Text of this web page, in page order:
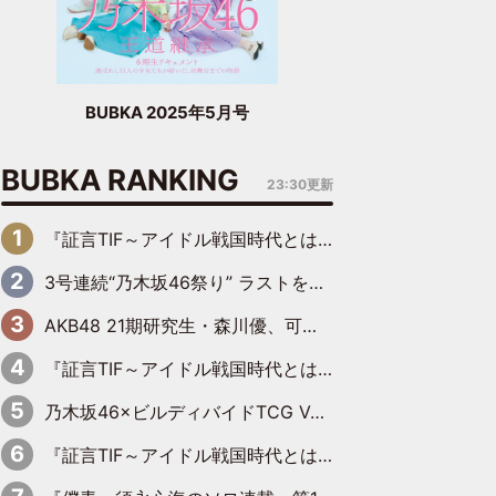
BUBKA 2025年5月号
BUBKA RANKING 23:30更新
『証言TIF～アイドル戦国時代とはなんだったのか～』第6回：でんぱ組.inc・古川未鈴×相沢梨紗「『ハロプロやりたかったな』って言ったら、夢眠ねむさんに『てめえはでんぱ組．incなんだよ！』って肩パンされて(笑)」
3号連続“乃木坂46祭り” ラストを飾るのは賀喜遥香…5年ぶりの登場に「5年分大人になった私を見ていただけたら」
AKB48 21期研究生・森川優、可愛さもある大人の女性に
『証言TIF～アイドル戦国時代とはなんだったのか～』第10回：さくら学院・武藤彩未×飯田らうら「正直、中3で辞めるというのを信じてなくて。そう言われてはいたけど、嘘でしょって」
乃木坂46×ビルディバイドTCG Vol.2公開 賀喜遥香＆田村真佑が『京まふ』ステージに登壇
『証言TIF～アイドル戦国時代とはなんだったのか～』第11回：私立恵比寿中学・真山りか×安本彩花「TIFで10年ぶりのキョンシーメイクをしたら、場を完全に引かせてしまって。時代が変わったんだなって」